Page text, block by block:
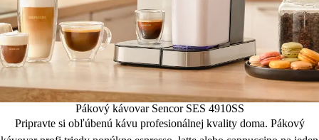
Pákový kávovar Sencor SES 4910SS
Pripravte si obľúbenú kávu profesionálnej kvality doma. Pákový